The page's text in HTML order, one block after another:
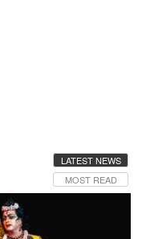
LATEST NEWS
MOST READ